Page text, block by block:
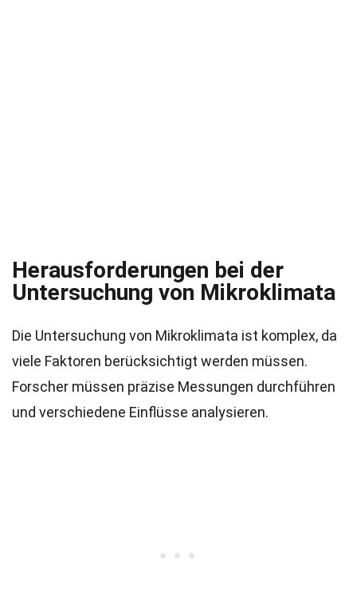
Herausforderungen bei der
Untersuchung von Mikroklimata
Die Untersuchung von Mikroklimata ist komplex, da
viele Faktoren berücksichtigt werden müssen.
Forscher müssen präzise Messungen durchführen
und verschiedene Einflüsse analysieren.